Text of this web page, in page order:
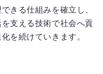
きる仕組みを確立し、
支える技術で社会へ貢
を続けていきます。